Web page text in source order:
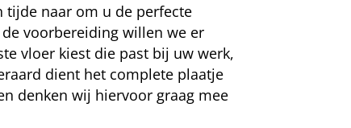
tijde naar om u de perfecte
voorbereiding willen we er
vloer kiest die past bij uw werk,
dient het complete plaatje
denken wij hiervoor graag mee